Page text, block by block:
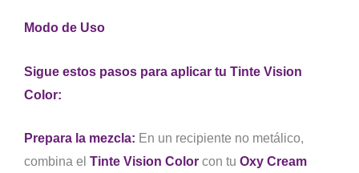
Modo de Uso
Sigue estos pasos para aplicar tu Tinte Vision
Color:
Prepara la mezcla: En un recipiente no metálico,
combina el Tinte Vision Color con tu Oxy Cream